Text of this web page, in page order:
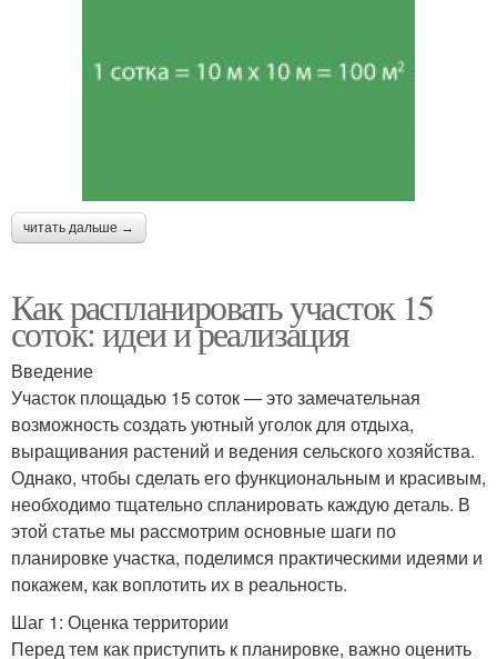
читать дальше →
Как распланировать участок 15
соток: идеи и реализация
Введение
Участок площадью 15 соток — это замечательная
возможность создать уютный уголок для отдыха,
выращивания растений и ведения сельского хозяйства.
Однако, чтобы сделать его функциональным и красивым,
необходимо тщательно спланировать каждую деталь. В
этой статье мы рассмотрим основные шаги по
планировке участка, поделимся практическими идеями и
покажем, как воплотить их в реальность.
Шаг 1: Оценка территории
Перед тем как приступить к планировке, важно оценить